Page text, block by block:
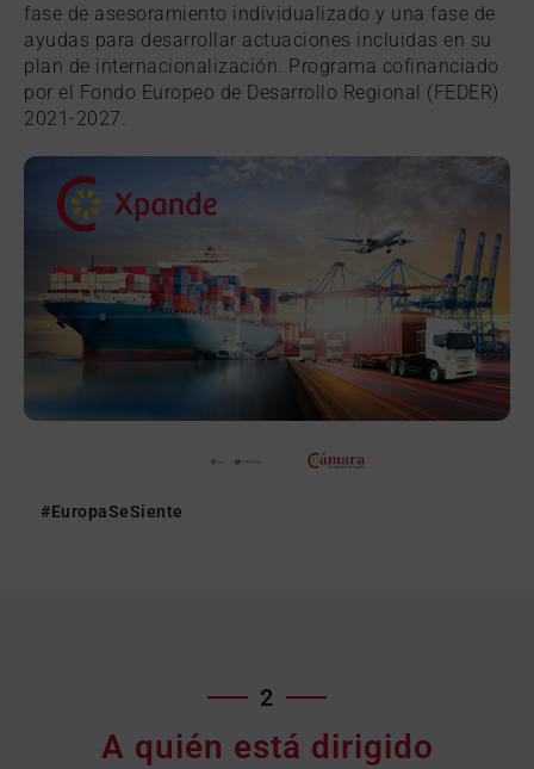
fase de asesoramiento individualizado y una fase de
ayudas para desarrollar actuaciones incluidas en su
plan de internacionalización. Programa cofinanciado
por el Fondo Europeo de Desarrollo Regional (FEDER)
2021-2027.
#EuropaSeSiente
2
A quién está dirigido